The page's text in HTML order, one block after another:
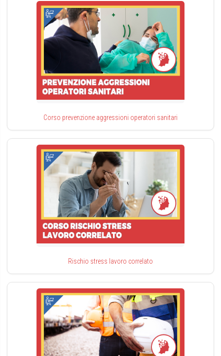
Corso prevenzione aggressioni operatori sanitari
Rischio stress lavoro correlato